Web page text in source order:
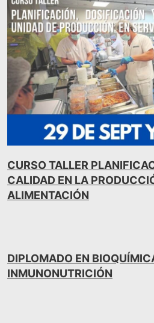
CURSO TALLER
CALIDAD EN LA
ALIMENTACIÓN
DIPLOMADO EN
INMUNONUTRICIÓN